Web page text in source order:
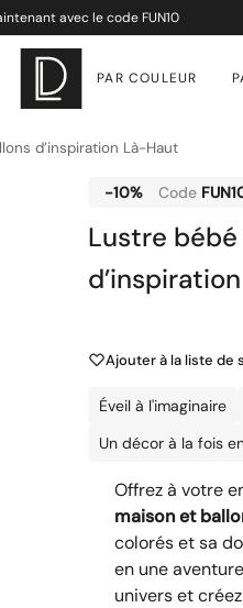
avec le code FUN10
PAR COULEUR
d’inspiration Là-Haut
-10% Code
Lustre
Ajouter à la liste de
Éveil à l'imaginaire
Un décor à la fois
Offrez à votre
maison et
colorés et sa
en une
univers et